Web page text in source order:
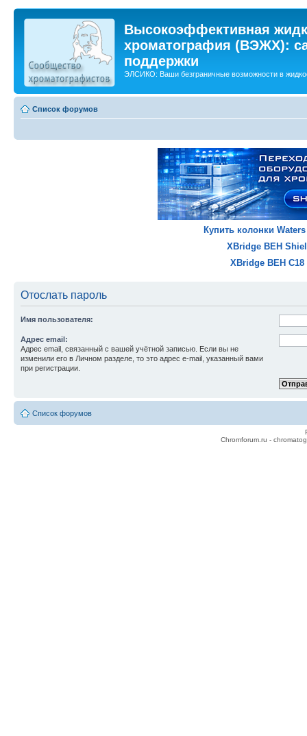
Высокоэффективная
хроматография (ВЭЖХ):
поддержки
ЭЛСИКО: Ваши безграничные возможности в
Список форумов
Купить колонки
XBridge BEH
XBridge BEH
Отослать пароль
Имя пользователя:
Адрес email:
Адрес email, связанный с вашей учётной записью. Если вы не
изменили его в Личном разделе, то это адрес e-mail, указанный вами
при регистрации.
Список форумов
Chromforum.ru -